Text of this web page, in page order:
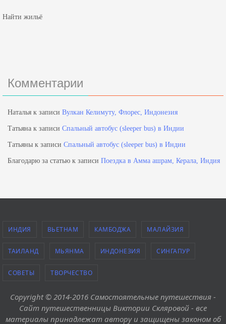
Найти жильё
Комментарии
Наталья к записи Вулкан Келимуту, Флорес, Индонезия
Татьяна к записи Спальный автобус (sleeper bus) в Индии
Татьяны к записи Спальный автобус (sleeper bus) в Индии
Благодарю за статью к записи Поездка в Амма ашрам, Керала, Индия
ИНДИЯ ВЬЕТНАМ КАМБОДЖА МАЛАЙЗИЯ
ТАИЛАНД МЬЯНМА ИНДОНЕЗИЯ СИНГАПУР
СОВЕТЫ ТВОРЧЕСТВО
Copyright © 2014-2016 Самостоятельные путешествия -
Сайт путешественницы Виктории Скляровой - все
материалы принадлежат автору и защищены законом об